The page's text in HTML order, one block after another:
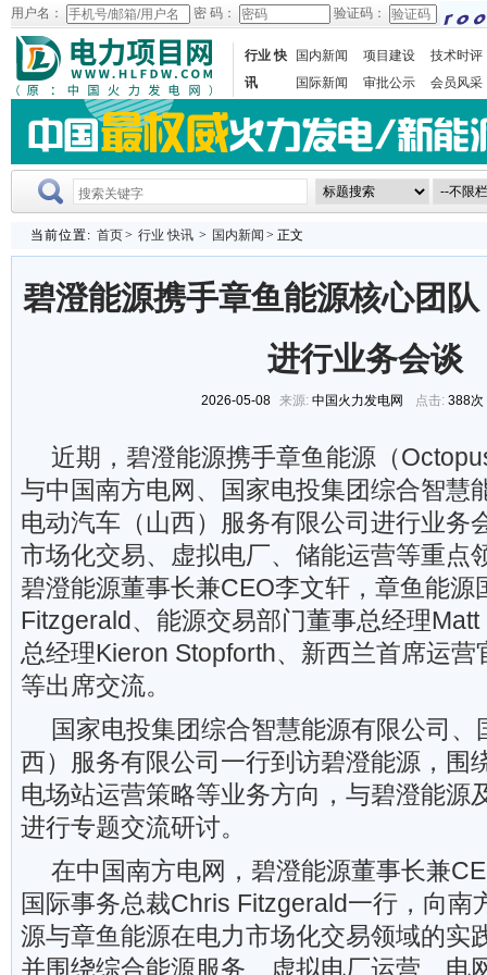
用户名： 密 码： 验证码：
行业 快
讯
国内新闻 项目建设
技术时评
国际新闻
审批公示 会员风采
当前位置: 首页> 行业 快讯 > 国内新闻 > 正文
碧澄能源携手章鱼能源核心团
进行业务会谈
2026-05-08 来源: 中国火力发电网 点击: 388次
近期，碧澄能源携手章鱼能源（
与中国南方电网、国家电投集团综合智慧
电动汽车（山西）服务有限公司进行业务
市场化交易、虚拟电厂、储能运营等重点
碧澄能源董事长兼CEO李文轩，章鱼能源
Fitzgerald、能源交易部门董事总经理
总经理Kieron Stopforth、新西兰首席运
等出席交流。
国家电投集团综合智慧能源有限公司、
西）服务有限公司一行到访碧澄能源，围
电场站运营策略等业务方向，与碧澄能源
进行专题交流研讨。
在中国南方电网，碧澄能源董事长兼
国际事务总裁Chris Fitzgerald一行，向南
源与章鱼能源在电力市场化交易领域的实
并围绕综合能源服务、虚拟电厂运营、电